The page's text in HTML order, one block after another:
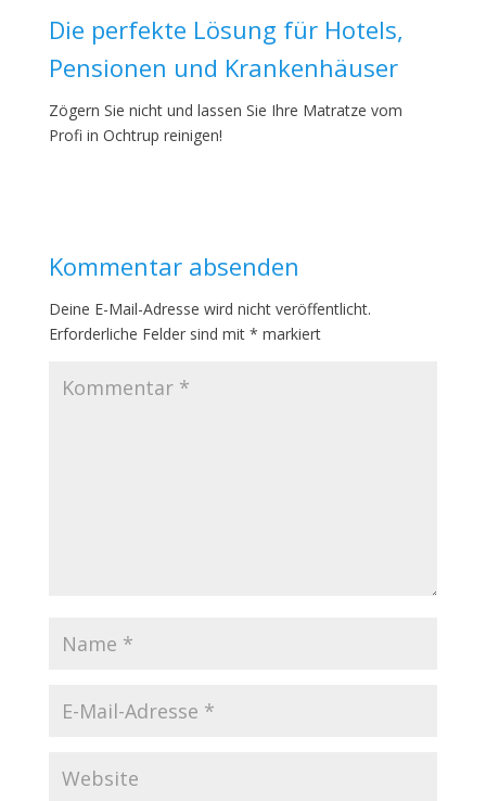
Die perfekte Lösung für Hotels,
Pensionen und Krankenhäuser
Zögern Sie nicht und lassen Sie Ihre Matratze vom
Profi in Ochtrup reinigen!
Kommentar absenden
Deine E-Mail-Adresse wird nicht veröffentlicht.
Erforderliche Felder sind mit * markiert